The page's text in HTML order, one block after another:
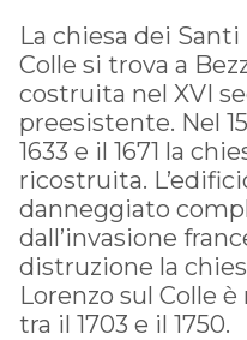
La chiesa dei
Colle si trova a
costruita nel XVI
preesistente. Nel
1633 e il 1671 la
ricostruita.
danneggiato
dall’invasione
distruzione la
Lorenzo sul Colle
tra il 1703 e il 1750.